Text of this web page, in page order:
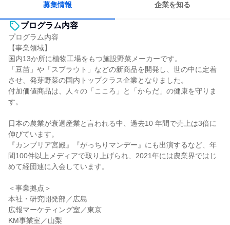
募集情報 企業を知る
プログラム内容
プログラム内容
【事業領域】
国内13か所に植物工場をもつ施設野菜メーカーです。
「豆苗」や「スプラウト」などの新商品を開発し、世の中に定着
させ、発芽野菜の国内トップクラス企業となりました。
付加価値商品は、人々の「こころ」と「からだ」の健康を守りま
す。
日本の農業が衰退産業と言われる中、過去10 年間で売上は3倍に
伸びています。
『カンブリア宮殿』『がっちりマンデー』にも出演するなど、年
間100件以上メディアで取り上げられ、2021年には農業界ではじ
めて経団連に入会しています。
＜事業拠点＞
本社・研究開発部／広島
広報マーケティング室／東京
KM事業室／山梨